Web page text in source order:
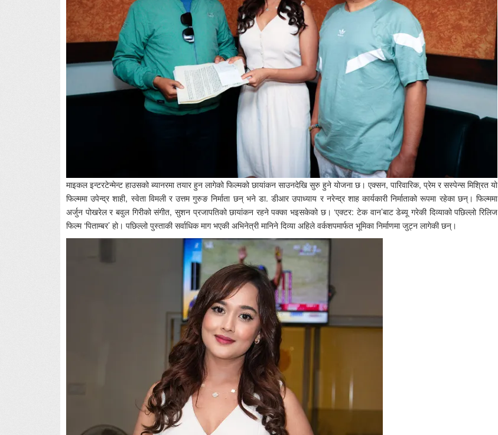
माइकल इन्टरटेन्मेन्ट हाउसको ब्यानरमा तयार हुन लागेको फिल्मको छायांकन साउनदेखि सुरु हुने योजना छ। एक्सन, पारिवारिक, प्रेम र सस्पेन्स मिश्रित यो
फिल्ममा उपेन्द्र शाही, स्वेता विमली र उत्तम गुरुङ निर्माता छन् भने डा. डीआर उपाध्याय र नरेन्द्र शाह कार्यकारी निर्माताको रूपमा रहेका छन्। फिल्ममा
अर्जुन पोखरेल र बवुल गिरीको संगीत, सुशन प्रजापतिको छायांकन रहने पक्का भइसकेको छ। ‘एक्टर: टेक वान’बाट डेब्यू गरेकी दिव्याको पछिल्लो रिलिज
फिल्म ‘पिताम्बर’ हो। पछिल्लो पुस्ताकी सर्वाधिक माग भएकी अभिनेत्री मानिने दिव्या अहिले वर्कशपमार्फत भूमिका निर्माणमा जुट्न लागेकी छन्।